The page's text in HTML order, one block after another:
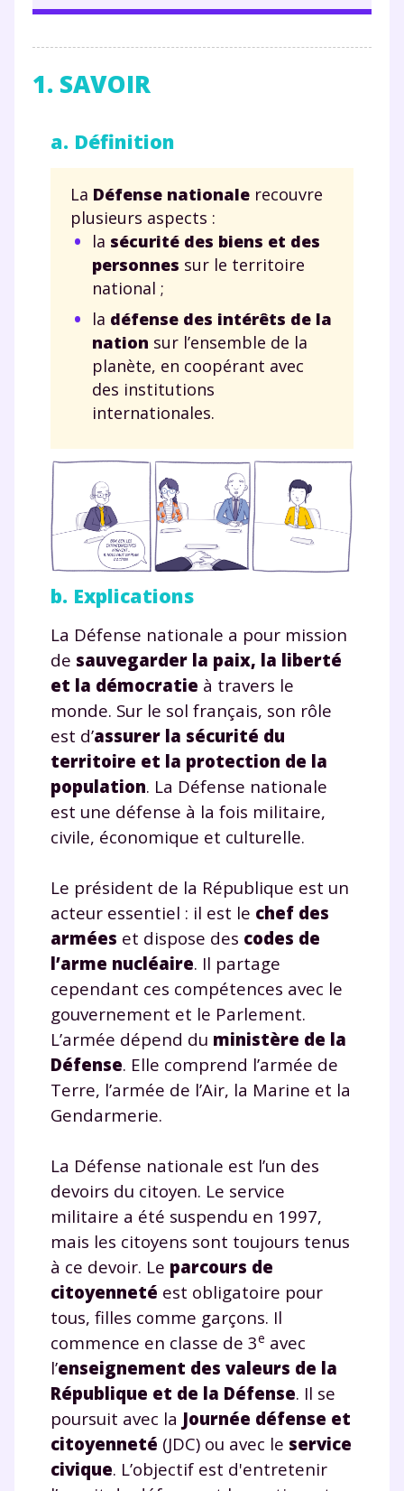
1. SAVOIR
a. Définition
La Défense nationale recouvre
plusieurs aspects :
la sécurité des biens et des
personnes sur le territoire
national ;
la défense des intérêts de la
nation sur l’ensemble de la
planète, en coopérant avec
des institutions
internationales.
b. Explications
La Défense nationale a pour mission
de sauvegarder la paix, la liberté
et la démocratie à travers le
monde. Sur le sol français, son rôle
est d’assurer la sécurité du
territoire et la protection de la
population. La Défense nationale
est une défense à la fois militaire,
civile, économique et culturelle.
Le président de la République est un
acteur essentiel : il est le chef des
armées et dispose des codes de
l’arme nucléaire. Il partage
cependant ces compétences avec le
gouvernement et le Parlement.
L’armée dépend du ministère de la
Défense. Elle comprend l’armée de
Terre, l’armée de l’Air, la Marine et la
Gendarmerie.
La Défense nationale est l’un des
devoirs du citoyen. Le service
militaire a été suspendu en 1997,
mais les citoyens sont toujours tenus
à ce devoir. Le parcours de
citoyenneté est obligatoire pour
tous, filles comme garçons. Il
commence en classe de 3e avec
l’enseignement des valeurs de la
République et de la Défense. Il se
poursuit avec la Journée défense et
citoyenneté (JDC) ou avec le service
civique. L’objectif est d'entretenir